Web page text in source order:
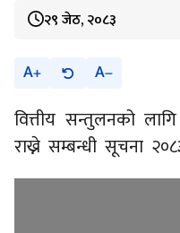
२९ जेठ, २०८३
A A
वित्तीय सन्तुलनको
राख्ने सम्बन्धी सूचना